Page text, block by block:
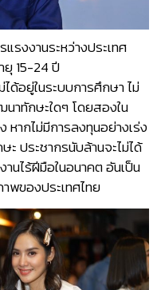
รงงานระหว่างประเทศ
ยุ 15-24 ปี
ได้อยู่ในระบบการศึกษา ไม่
าทักษะใดๆ โดยสองใน
หากไม่มีการลงทุนอย่างเร่ง
ประชากรนับล้านจะไม่ได้
นไร้ฝีมือในอนาคต อันเป็น
พของประเทศไทย